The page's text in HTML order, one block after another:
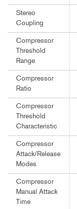
Stereo
Coupling
Compressor
Threshold
Range
Compressor
Ratio
Compressor
Threshold
Characteristic
Compressor
Attack/Release
Modes
Compressor
Manual Attack
Time